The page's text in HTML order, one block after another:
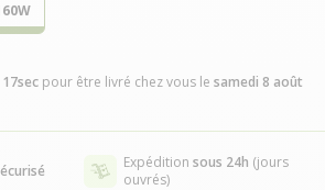
pour être livré chez vous le samedi 8 août
Expédition sous 24h (jours
ouvrés)